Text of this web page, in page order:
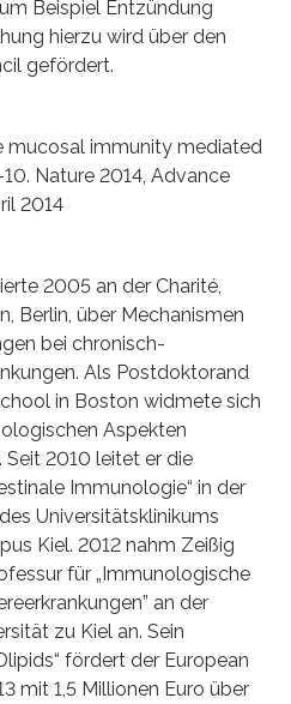
Beispiel Entzündung
hierzu wird über den
gefördert.
mucosal immunity mediated
Nature 2014, Advance
2014
2005 an der Charité,
Berlin, über Mechanismen
bei chronisch-
Als Postdoktorand
in Boston widmete sich
Aspekten
Seit 2010 leitet er die
Immunologie“ in der
Universitätsklinikums
Kiel. 2012 nahm Zeißig
für „Immunologische
an der
zu Kiel an. Sein
fördert der European
mit 1,5 Millionen Euro über